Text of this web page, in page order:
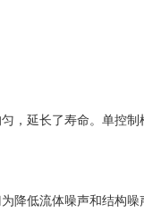
，延长了寿命。单控
降低流体噪声和结构